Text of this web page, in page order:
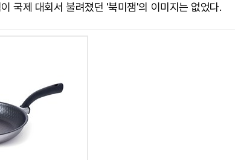
국제 대회서 불려졌던 '북미잼'의 이미지는 없었다.